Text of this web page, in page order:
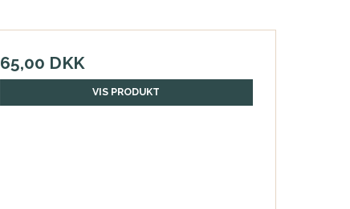
65,00 DKK
VIS PRODUKT